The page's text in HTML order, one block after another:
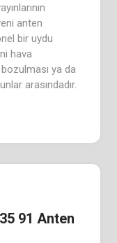
anten
bir uydu
hava
ya da
arasındadır.
91 Anten